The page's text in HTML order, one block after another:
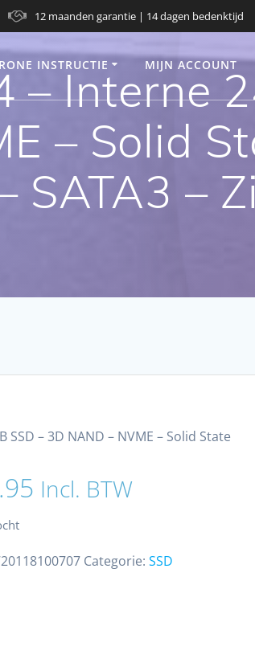
12 maanden garantie | 14 dagen bedenktijd
INSTRUCTIE MIJN ACCOUNT
– Interne
– Solid
SATA3 –
SSD – 3D NAND – NVME – Solid State
Incl. BTW
Categorie:SSD